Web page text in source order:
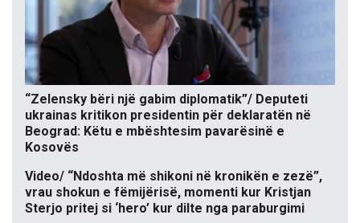
“Zelensky bëri një gabim diplomatik”/ Deputeti
ukrainas kritikon presidentin për deklaratën në
Beograd: Këtu e mbështesim pavarësinë e
Kosovës
Video/ “Ndoshta më shikoni në kronikën e zezë”,
vrau shokun e fëmijërisë, momenti kur Kristjan
Sterjo pritej si ‘hero’ kur dilte nga paraburgimi